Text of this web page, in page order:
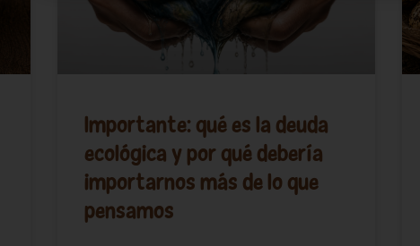
Importante: qué es la deuda
ecológica y por qué debería
importarnos más de lo que
pensamos